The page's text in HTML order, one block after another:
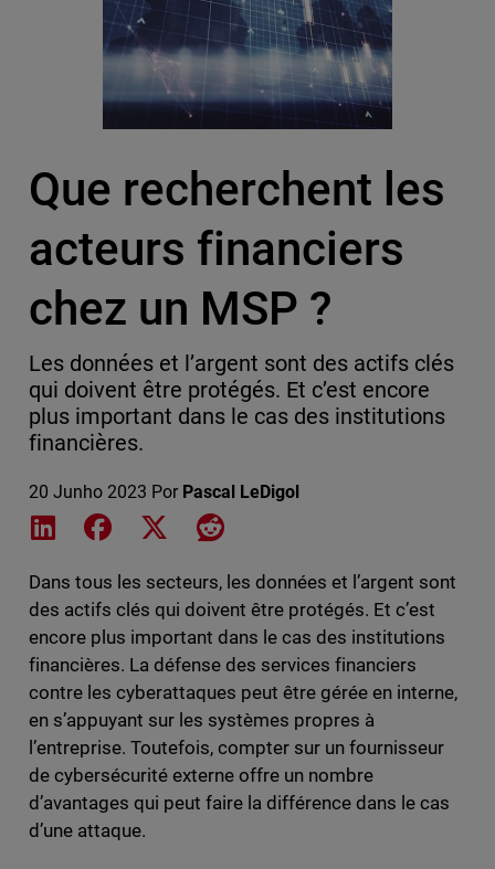
Que recherchent les
acteurs financiers
chez un MSP ?
Les données et l’argent sont des actifs clés
qui doivent être protégés. Et c’est encore
plus important dans le cas des institutions
financières.
20 Junho 2023 Por Pascal LeDigol
Share on LinkedIn
Share on Facebook
Share on XShare on Reddit
Dans tous les secteurs, les données et l’argent sont
des actifs clés qui doivent être protégés. Et c’est
encore plus important dans le cas des institutions
financières. La défense des services financiers
contre les cyberattaques peut être gérée en interne,
en s’appuyant sur les systèmes propres à
l’entreprise. Toutefois, compter sur un fournisseur
de cybersécurité externe offre un nombre
d’avantages qui peut faire la différence dans le cas
d’une attaque.